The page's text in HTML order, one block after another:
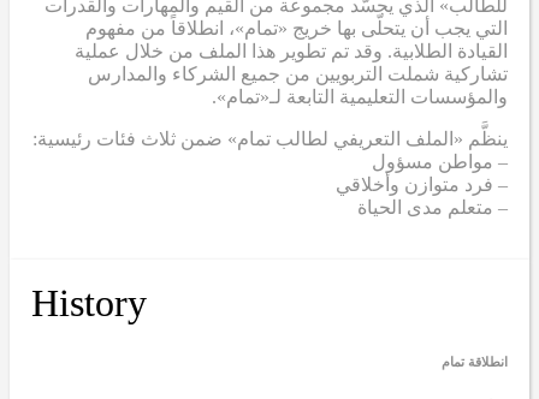
للطالب» الذي يجسّد مجموعة من القيم والمهارات والقدرات
التي يجب أن يتحلّى بها خريج «تمام»، انطلاقاً من مفهوم
القيادة الطلابية. وقد تم تطوير هذا الملف من خلال عملية
تشاركية شملت التربويين من جميع الشركاء والمدارس
والمؤسسات التعليمية التابعة لـ«تمام».
ينظَّم «الملف التعريفي لطالب تمام» ضمن ثلاث فئات رئيسية:
– مواطن مسؤول
– فرد متوازن وأخلاقي
– متعلم مدى الحياة
History
انطلاقة تمام